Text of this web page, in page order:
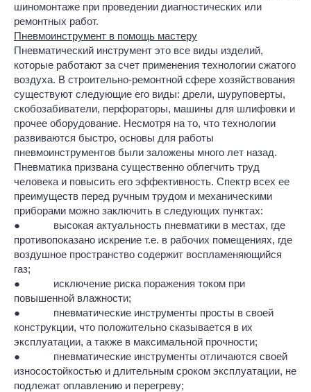
шиномонтаже при проведении диагностических или
ремонтных работ.
Пневмоинструмент в помощь мастеру
Пневматический инструмент это все виды изделий,
которые работают за счет применения технологии сжатого
воздуха. В строительно-ремонтной сфере хозяйствования
существуют следующие его виды: дрели, шуруповерты,
скобозабиватели, перфораторы, машины для шлифовки и
прочее оборудование. Несмотря на то, что технологии
развиваются быстро, основы для работы
пневмоинструментов были заложены много лет назад.
Пневматика призвана существенно облегчить труд
человека и повысить его эффективность. Спектр всех ее
преимуществ перед ручным трудом и механическими
приборами можно заключить в следующих пунктах:
● высокая актуальность пневматики в местах, где
противопоказано искрение т.е. в рабочих помещениях, где
воздушное пространство содержит воспламеняющийся
газ;
● исключение риска поражения током при
повышенной влажности;
● пневматические инструменты просты в своей
конструкции, что положительно сказывается в их
эксплуатации, а также в максимальной прочности;
● пневматические инструменты отличаются своей
износостойкостью и длительным сроком эксплуатации, не
подлежат оплавлению и перегреву;